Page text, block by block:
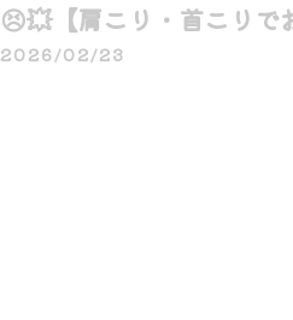
😣💥【肩こり・首こりで
2026/02/23